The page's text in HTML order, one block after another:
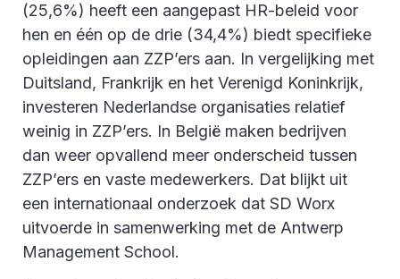
(25,6%) heeft een aangepast HR-beleid voor
hen en één op de drie (34,4%) biedt specifieke
opleidingen aan ZZP’ers aan. In vergelijking met
Duitsland, Frankrijk en het Verenigd Koninkrijk,
investeren Nederlandse organisaties relatief
weinig in ZZP’ers. In België maken bedrijven
dan weer opvallend meer onderscheid tussen
ZZP’ers en vaste medewerkers. Dat blijkt uit
een internationaal onderzoek dat SD Worx
uitvoerde in samenwerking met de Antwerp
Management School.